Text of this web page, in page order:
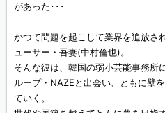
があった･･･
かつて問題を起こして業界を追放さ
ューサー・吾妻(中村倫也)。
そんな彼は、韓国の弱小芸能事務所
ループ・NAZEと出会い、ともに壁
ていく。